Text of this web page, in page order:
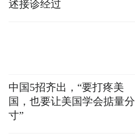
述接诊经过
中国5招齐出，“要打疼美
国，也要让美国学会掂量分
寸”